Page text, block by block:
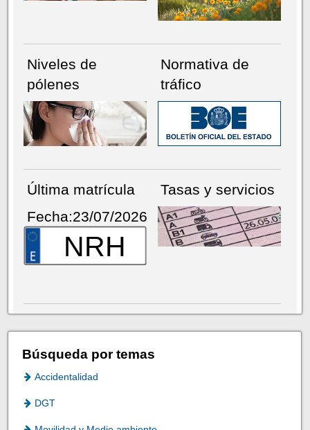
Niveles de
pólenes
Normativa de
tráfico
Última matrícula
Fecha:23/07/2026
NRH
Tasas y servicios
Búsqueda por temas
Accidentalidad
DGT